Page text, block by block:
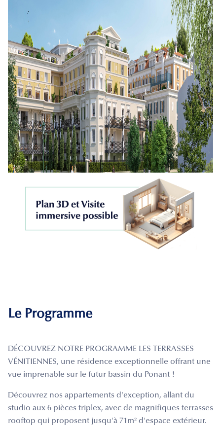
Le Programme
DÉCOUVREZ NOTRE PROGRAMME LES TERRASSES
VÉNITIENNES, une résidence exceptionnelle offrant une
vue imprenable sur le futur bassin du Ponant !
Découvrez nos appartements d'exception, allant du
studio aux 6 pièces triplex, avec de magnifiques terrasses
rooftop qui proposent jusqu'à 71m² d'espace extérieur.